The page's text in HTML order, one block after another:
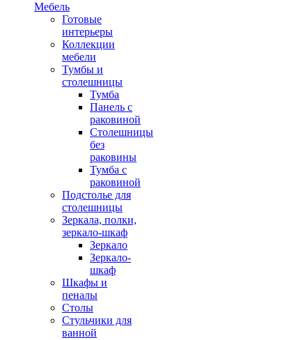
Мебель
Готовые
интерьеры
Коллекции
мебели
Тумбы и
столешницы
Тумба
Панель с
раковиной
Столешницы
без
раковины
Тумба с
раковиной
Подстолье для
столешницы
Зеркала, полки,
зеркало-шкаф
Зеркало
Зеркало-
шкаф
Шкафы и
пеналы
Столы
Стульчики для
ванной